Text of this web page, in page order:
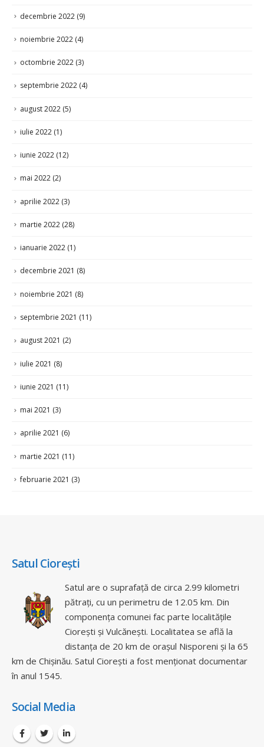
decembrie 2022 (9)
noiembrie 2022 (4)
octombrie 2022 (3)
septembrie 2022 (4)
august 2022 (5)
iulie 2022 (1)
iunie 2022 (12)
mai 2022 (2)
aprilie 2022 (3)
martie 2022 (28)
ianuarie 2022 (1)
decembrie 2021 (8)
noiembrie 2021 (8)
septembrie 2021 (11)
august 2021 (2)
iulie 2021 (8)
iunie 2021 (11)
mai 2021 (3)
aprilie 2021 (6)
martie 2021 (11)
februarie 2021 (3)
Satul Ciorești
Satul are o suprafață de circa 2.99 kilometri
pătrați, cu un perimetru de 12.05 km. Din
componența comunei fac parte localitățile
Ciorești și Vulcănești. Localitatea se află la
distanța de 20 km de orașul Nisporeni și la 65
km de Chișinău. Satul Ciorești a fost menționat documentar
în anul 1545.
Social Media